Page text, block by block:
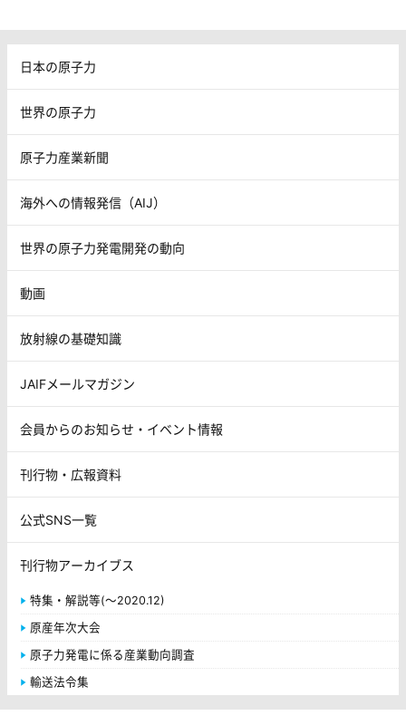
日本の原子力
世界の原子力
原子力産業新聞
海外への情報発信（AIJ）
世界の原子力発電開発の動向
動画
放射線の基礎知識
JAIFメールマガジン
会員からのお知らせ・イベント情報
刊行物・広報資料
公式SNS一覧
刊行物アーカイブス
特集・解説等(～2020.12)
原産年次大会
原子力発電に係る産業動向調査
輸送法令集